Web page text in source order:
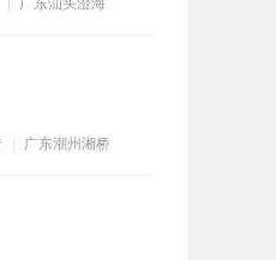
广东汕头澄海
广东潮州湘桥